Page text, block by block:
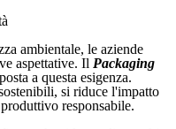
ambientale, le aziende
aspettative. Il Packaging
a questa esigenza.
si riduce l'impatto
responsabile.